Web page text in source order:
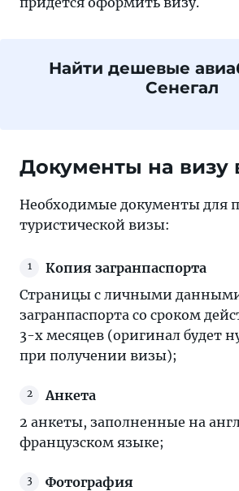
Найти дешевые
Сенегал
Документы на визу
Необходимые документы для
туристической визы:
Копия загранпаспорта
Страницы с личными
загранпаспорта со сроком
3-х месяцев (оригинал будет
при получении визы);
Анкета
2 анкеты, заполненные на
французском языке;
Фотография